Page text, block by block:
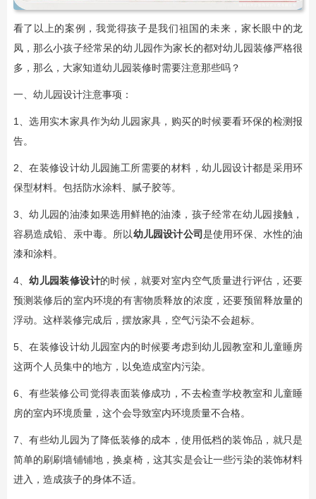
看了以上的案例，我觉得孩子是我们祖国的未来，家长眼中的龙
凤，那么小孩子经常呆的幼儿园作为家长的都对幼儿园装修严格很
多，那么，大家知道幼儿园装修时需要注意那些吗？
一、幼儿园设计注意事项：
1、选用实木家具作为幼儿园家具，购买的时候要看环保的检测报
告。
2、在装修设计幼儿园施工所需要的材料，幼儿园设计都是采用环
保型材料。包括防水涂料、腻子胶等。
3、幼儿园的油漆如果选用鲜艳的油漆，孩子经常在幼儿园接触，
容易造成铅、汞中毒。所以幼儿园设计公司是使用环保、水性的油
漆和涂料。
4、幼儿园装修设计的时候，就要对室内空气质量进行评估，还要
预测装修后的室内环境的有害物质释放的浓度，还要预留释放量的
浮动。这样装修完成后，摆放家具，空气污染不会超标。
5、在装修设计幼儿园室内的时候要考虑到幼儿园教室和儿童睡房
这两个人员集中的地方，以免造成室内污染。
6、有些装修公司觉得表面装修成功，不去检查学校教室和儿童睡
房的室内环境质量，这个会导致室内环境质量不合格。
7、有些幼儿园为了降低装修的成本，使用低档的装饰品，就只是
简单的刷刷墙铺铺地，换桌椅，这其实是会让一些污染的装饰材料
进入，造成孩子的身体不适。